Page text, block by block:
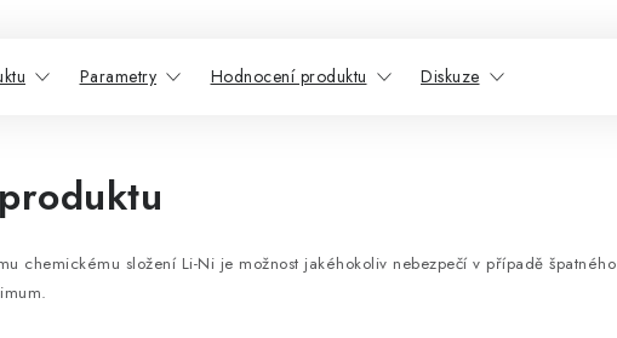
Parametry Hodnocení produktu Diskuze
chemickému složení Li-Ni je možnost jakéhokoliv nebezpečí v případě